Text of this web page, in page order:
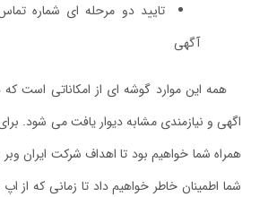
تایید دو مرحله ای شماره
آگهی
همه این موارد گوشه ای از امکاناتی است
اگهی و نیازمندی مشابه دیوار یافت می شود.
همراه شما خواهیم بود تا اهداف شرکت ایران وبر
شما اطمینان خاطر خواهیم داد تا زمانی که از